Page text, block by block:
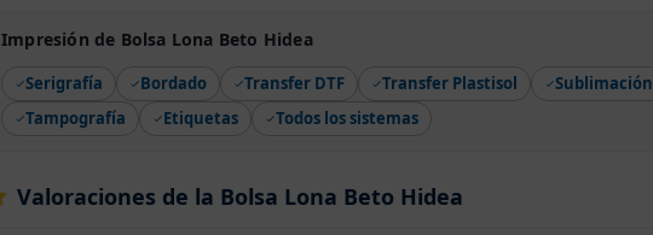
Impresión de Bolsa Lona Beto Hidea
Serigrafía Bordado Transfer DTF Transfer Plastisol Sublimación
Tampografía
Etiquetas Todos los sistemas
Valoraciones de la Bolsa Lona Beto Hidea